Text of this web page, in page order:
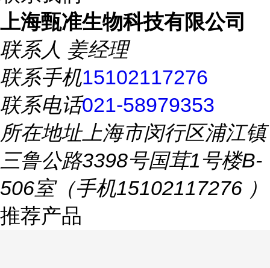
上海甄准生物科技有限公司
联系人 姜经理
联系手机15102117276
联系电话021-58979353
所在地址上海市闵行区浦江镇
三鲁公路3398号国茸1号楼B-
506室（手机15102117276 ）
推荐产品